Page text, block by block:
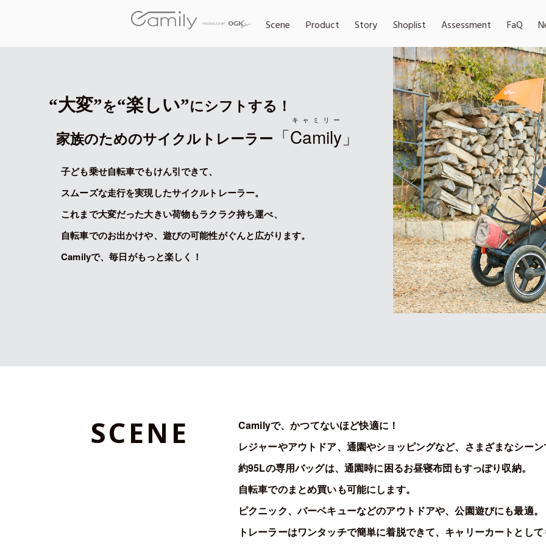
Scene Product Story Shoplist Assessment FaQ
“大変”を“楽しい”にシフトする！
家族のためのサイクルトレーラー 「Camily
キャミリー
」
子ども乗せ自転車でもけん引できて、
スムーズな走行を実現したサイクルトレーラー。
これまで大変だった大きい荷物もラクラク持ち運べ、
自転車でのお出かけや、遊びの可能性がぐんと広がります。
Camilyで、毎日がもっと楽しく！
SCEN E
Camilyで、かつてないほど快適に！
レジャーやアウトドア、通園やショッピングなど、さまざまなシー
約95Lの専用バッグは、通園時に困るお昼寝布団もすっぽり収納。
自転車でのまとめ買いも可能にします。
ピクニック、バーベキューなどのアウトドアや、公園遊びにも最適。
トレーラーはワンタッチで簡単に着脱できて、キャリーカートとし